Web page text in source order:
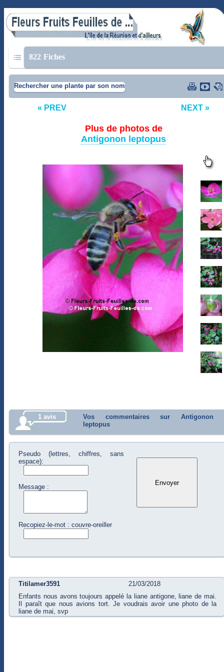
822 Fiches
Rechercher une plante par son nom
« PREV NEXT »
Plus de photos de
Antigonon leptopus
1 avis
Vos commentaires sur Antigonon
leptopus
Pseudo (lettres, chiffres, sans
espace):
Message :
Recopiez-le-mot : couvre-oreiller
Titilamer3591
21/03/2018
Enfants nous avons toujours appelé la liane antigone, liane de mai.
Il paraît que nous avions tort. Je voudrais avoir une photo de la
liane de mai, svp